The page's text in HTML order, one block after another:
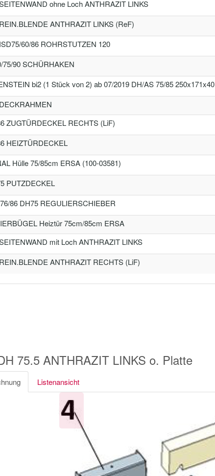
ohne Loch ANTHRAZIT LINKS
ANTHRAZIT LINKS (ReF)
60/86 ROHRSTUTZEN 120
75/90 SCHÜRHAKEN
bi2 (1 Stück von 2) ab 07/2019 DH/AS 75/85 250x171x40
ZUGTÜRDECKEL RECHTS (LiF)
HEIZTÜRDECKEL
Hülle 75/85cm ERSA (100-03581)
PUTZDECKEL
86 DH75 REGULIERSCHIEBER
Heiztür 75cm/85cm ERSA
mit Loch ANTHRAZIT LINKS
ANTHRAZIT RECHTS (LiF)
75.5 ANTHRAZIT LINKS o. Platte
Listenansicht